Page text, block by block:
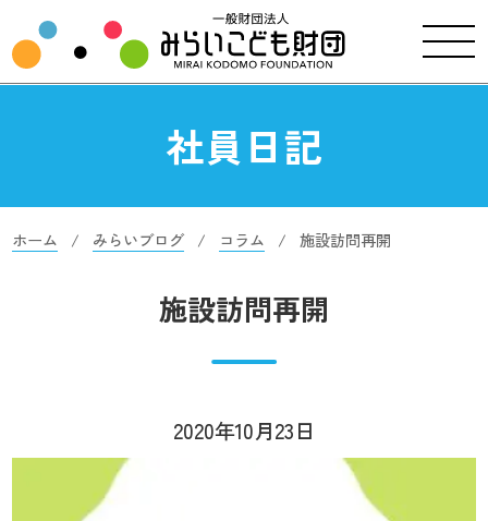
社員日記
ホーム みらいブログ コラム 施設訪問再開
施設訪問再開
2020年10月23日